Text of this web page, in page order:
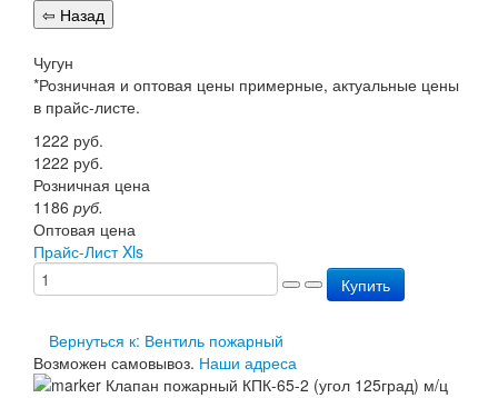
Публичная оферта
Сертификаты
Вопрос-Ответ
Контакты
Пожарное оборудование
Перезарядка
Перезарядка ОУ
Доставка
Оплата
Статьи
Публичная оферта
Сертификаты
Чугун
*Розничная и оптовая цены примерные, актуальные цены
в прайс-листе.
1222 руб.
1222 руб.
Розничная цена
1186 руб.
Оптовая цена
Прайс-Лист Xls
Купить
Вернуться к: Вентиль пожарный
Возможен самовывоз. Наши адреса